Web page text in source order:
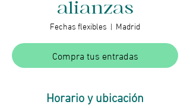
alianzas
Fechas flexibles
  |
Madrid
Compra tus entradas
Horario y ubicación